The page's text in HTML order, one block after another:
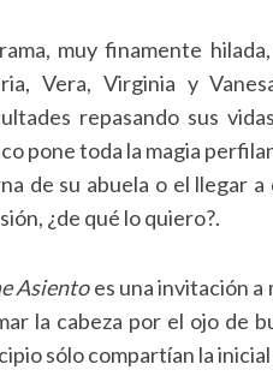
muy finamente
Vera, Virginia y
repasando sus
pone toda la magia
de su abuela o el llegar
¿de qué lo quiero?.
Asientoes una invitación a
la cabeza por el ojo de
sólo compartían la
c
o
r
: